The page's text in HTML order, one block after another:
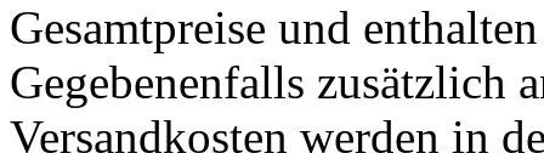
Gesamtpreise und
Gegebenenfalls zusätzlich
Versandkosten werden in